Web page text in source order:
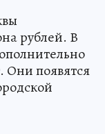
рублей. В
Они появятся